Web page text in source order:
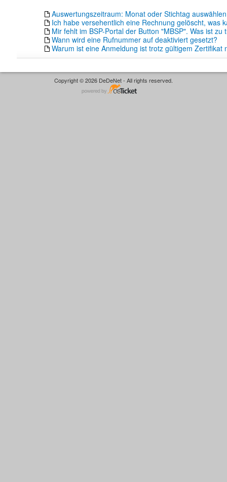
Auswertungszeitraum: Monat oder Stichtag
Ich habe versehentlich eine Rechnung gelöscht, was
Mir fehlt im BSP-Portal der Button "MBSP". Was ist zu
Wann wird eine Rufnummer auf deaktiviert gesetzt?
Warum ist eine Anmeldung ist trotz gültigem Zertifikat
Copyright © 2026 DeDeNet - All rights reserved.